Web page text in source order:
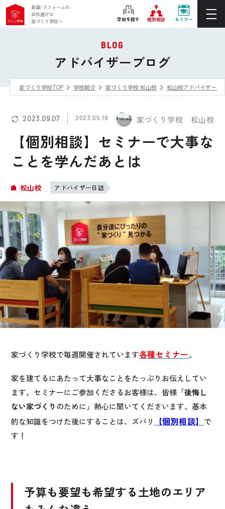
新築/リフォームの
会社選びは
家づくり学校へ
学校を探す 個別相談 セミナー
ぴったりの住宅会社をご提案
個別相談
後悔しない家づくりをレクチャー
セミナーをみる
ご利用は無料！全国20校
お近くの学校を探す
ホーム
家づくり学校とは
お悩み・相談事例
よくある質問
ご利用者の声・実例
お役立ち情報
プライバシーポリシー
BLOG
アドバイザーブログ
家づくり学校TOP 学校紹介 家づくり学校 松山校 松山校アドバイザーブ
2023.09.07 2023.05.19 家づくり学校 松山校
【個別相談】セミナーで大事な
ことを学んだあとは
松山校 アドバイザー日誌
家づくり学校で毎週開催されています各種セミナー。
家を建てるにあたって大事なことをたっぷりお伝えしてい
ます。セミナーにご参加くださるお客様は、皆様「後悔し
ない家づくり のために」熱心に聞いてくださいます。基本
的な知識をつけた後にすることは、ズバリ
【個別相談】
で
す！
予算も要望も希望する土地のエリア